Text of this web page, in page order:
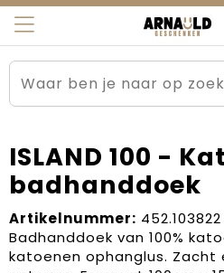
Relatiegeschenken
Sportkleding
Werkkleding
Kleding en textiel
Beurs en Evenementen
Brievenbuspakketten
Carnaval
Dag van de Zorg
Arnauld Kerstpakketten
MijnEigenKadootje
Ons team
Contact
Blogs
ISLAND 100 -
badhanddoek
Artikelnummer: 452.103822
Badhanddoek van 100%
katoenen ophanglus. Zacht